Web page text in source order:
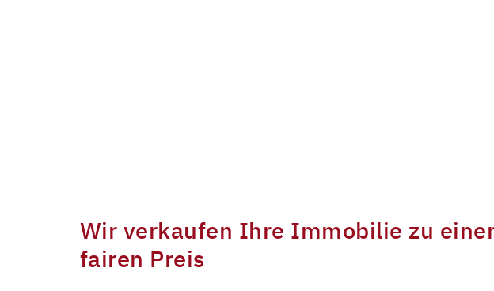
Wir verkaufen Ihre Immobilie zu
fairen Preis